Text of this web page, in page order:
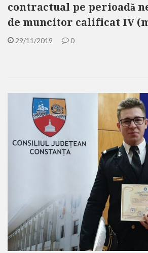
contractual pe perioadă
de muncitor calificat IV
29/11/2019 0